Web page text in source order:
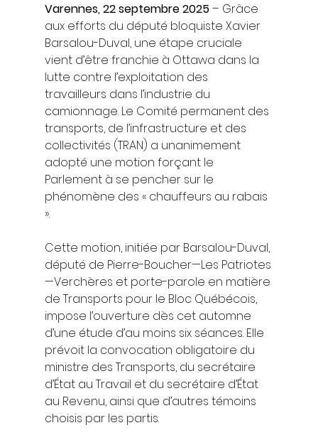
Varennes, 22 septembre 2025 – Grâce
aux efforts du député bloquiste Xavier
Barsalou-Duval, une étape cruciale
vient d’être franchie à Ottawa dans la
lutte contre l’exploitation des
travailleurs dans l’industrie du
camionnage. Le Comité permanent des
transports, de l’infrastructure et des
collectivités (TRAN) a unanimement
adopté une motion forçant le
Parlement à se pencher sur le
phénomène des « chauffeurs au rabais
».
Cette motion, initiée par Barsalou-Duval,
député de Pierre-Boucher—Les Patriotes
—Verchères et porte-parole en matière
de Transports pour le Bloc Québécois,
impose l’ouverture dès cet automne
d’une étude d’au moins six séances. Elle
prévoit la convocation obligatoire du
ministre des Transports, du secrétaire
d’État au Travail et du secrétaire d’État
au Revenu, ainsi que d’autres témoins
choisis par les partis.